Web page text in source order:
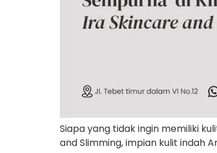
Siapa yang tidak ingin memiliki
and Slimming, impian kulit indah